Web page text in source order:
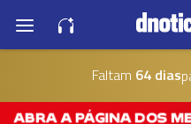
Faltam 64 dias